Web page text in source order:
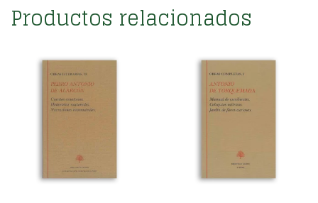
Productos relacionados